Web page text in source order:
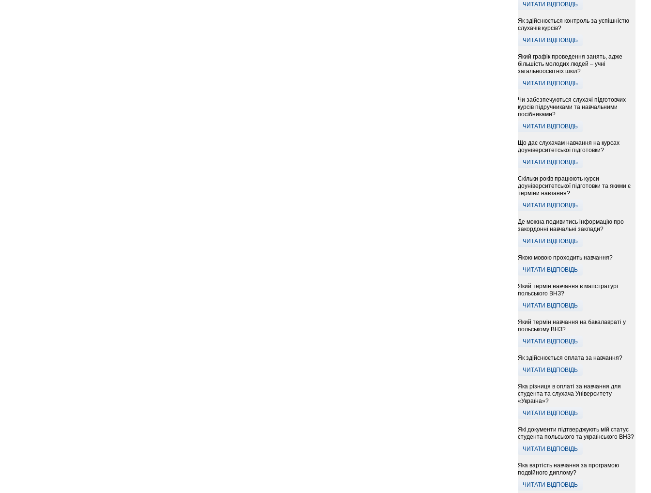
ЧИТАТИ ВІДПОВІДЬ
Як здійснюється контроль за успішністю
слухачів курсів?
ЧИТАТИ ВІДПОВІДЬ
Який графік проведення занять, адже
більшість молодих людей – учні
загальноосвітніх шкіл?
ЧИТАТИ ВІДПОВІДЬ
Чи забезпечуються слухачі підготовчих
курсів підручниками та навчальними
посібниками?
ЧИТАТИ ВІДПОВІДЬ
Що дає слухачам навчання на курсах
доуніверситетської підготовки?
ЧИТАТИ ВІДПОВІДЬ
Скільки років працюють курси
доуніверситетської підготовки та якими є
терміни навчання?
ЧИТАТИ ВІДПОВІДЬ
Де можна подивитись інформацію про
закордонні навчальні заклади?
ЧИТАТИ ВІДПОВІДЬ
Якою мовою проходить навчання?
ЧИТАТИ ВІДПОВІДЬ
Який термін навчання в магістратурі
польського ВНЗ?
ЧИТАТИ ВІДПОВІДЬ
Який термін навчання на бакалавраті у
польському ВНЗ?
ЧИТАТИ ВІДПОВІДЬ
Як здійснюється оплата за навчання?
ЧИТАТИ ВІДПОВІДЬ
Яка різниця в оплаті за навчання для
студента та слухача Університету
«Україна»?
ЧИТАТИ ВІДПОВІДЬ
Які документи підтверджують мій статус
студента польського та українського ВНЗ?
ЧИТАТИ ВІДПОВІДЬ
Яка вартість навчання за програмою
подвійного диплому?
ЧИТАТИ ВІДПОВІДЬ